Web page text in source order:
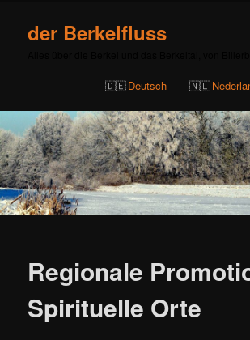
der Berkelfluss
Deutsch
Regionale
Spirituelle Orte